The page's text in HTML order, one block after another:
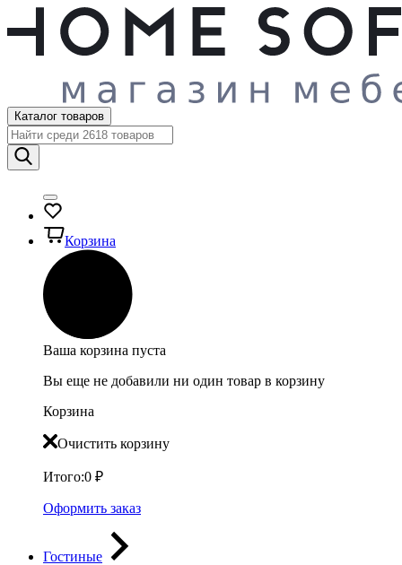
Каталог товаров
Корзина
Ваша корзина пуста
Вы еще не добавили ни один товар в корзину
Корзина
Очистить корзину
Итого:0 ₽
Оформить заказ
Гостиные